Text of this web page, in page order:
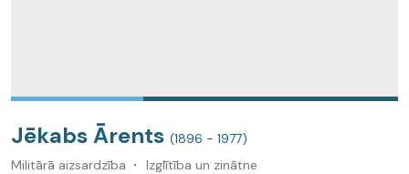
Jēkabs Ārents (1896 - 1977)
Militārā aizsardzība
Izglītība un zinātne